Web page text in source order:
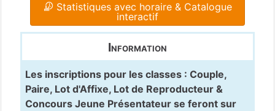
Statistiques avec horaire & Catalogue
interactif
Information
Les inscriptions pour les classes : Couple,
Paire, Lot d'Affixe, Lot de Reproducteur &
Concours Jeune Présentateur se feront sur